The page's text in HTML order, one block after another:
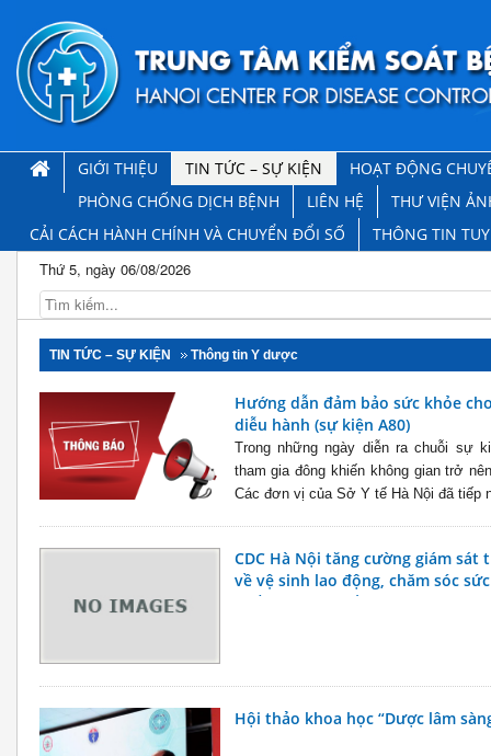
GIỚI THIỆU TIN TỨC – SỰ KIỆN
HOẠT ĐỘNG
PHÒNG CHỐNG DỊCH BỆNH
LIÊN HỆ
THƯ VIỆN
CẢI CÁCH HÀNH CHÍNH VÀ CHUYỂN ĐỔI SỐ
THÔNG TIN
Thứ 5, ngày 06/08/2026
TIN TỨC – SỰ KIỆN Thông tin Y dược
Hướng dẫn đảm bảo sức khỏe
diễu hành (sự kiện A80)
Trong những ngày diễn ra chuỗi sự
tham gia đông khiến không gian trở
Các đơn vị của Sở Y tế Hà Nội đã tiếp
CDC Hà Nội tăng cường giám
về vệ sinh lao động, chăm sóc
chống bệnh nghề nghiệp
Hội thảo khoa học “Dược lâm